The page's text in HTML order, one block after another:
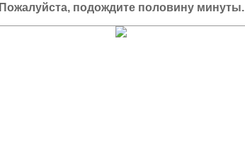
Пожалуйста, подождите половину минуты.